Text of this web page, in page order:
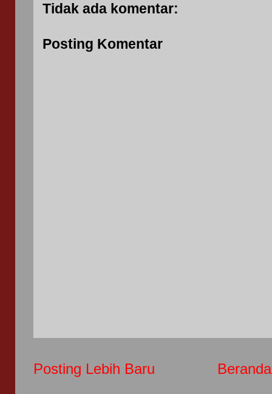
Tidak ada komentar:
Posting Komentar
Posting Lebih Baru Beranda